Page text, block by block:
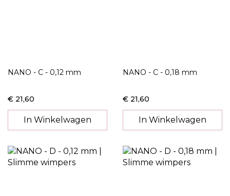
NANO - C - 0,12 mm
€ 21,60
In Winkelwagen
NANO - C - 0,18 mm
€ 21,60
In Winkelwagen